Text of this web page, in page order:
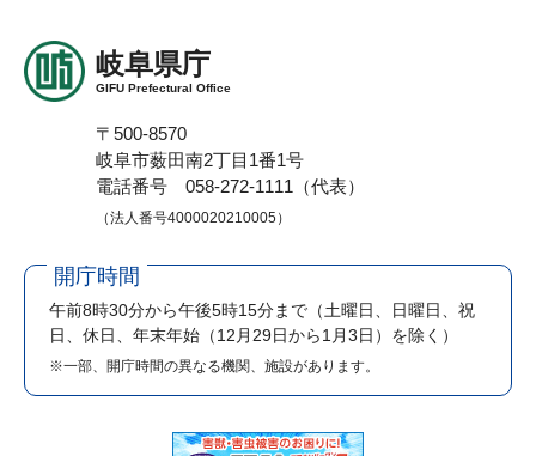
岐阜県庁
GIFU Prefectural Office
〒500-8570
岐阜市薮田南2丁目1番1号
電話番号 058-272-1111（代表）
（法人番号4000020210005）
開庁時間
午前8時30分から午後5時15分まで （土曜日、日曜日、祝
日、休日、年末年始（12月29日から1月3日）を除く）
※一部、開庁時間の異なる機関、施設があります。